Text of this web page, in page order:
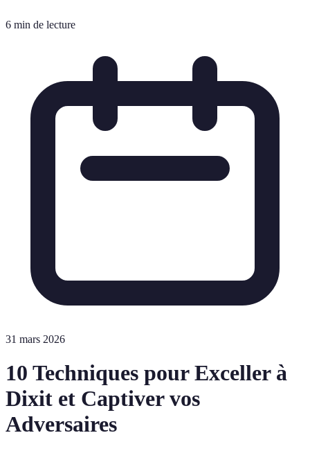
6 min de lecture
31 mars 2026
10 Techniques pour Exceller à
Dixit et Captiver vos
Adversaires